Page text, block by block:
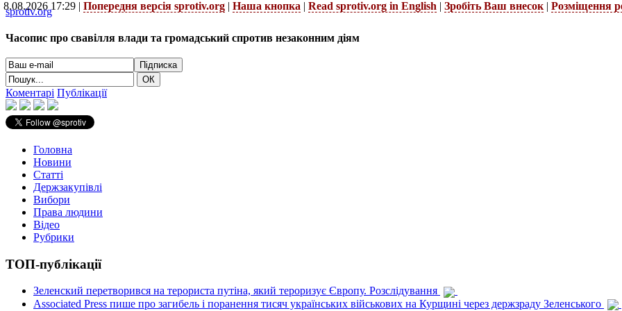
8.08.2026 17:29 | Попередня версія sprotiv.org | Наша кнопка | Read sprotiv.org in English | Зробіть Ваш внесок | Розміщення
sprotiv.org
Часопис про свавілля влади та громадський спротив незаконним діям
Коментарі Публікації
Головна
Новини
Статті
Держзакупівлі
Вибори
Права людини
Відео
Рубрики
ТОП-публікації
Зеленский перетворився на терориста путіна, який тероризує Європу. Розслідування
Associated Press пише про загибель і поранення тисяч українських військових на Курщині через держзраду Зеленського